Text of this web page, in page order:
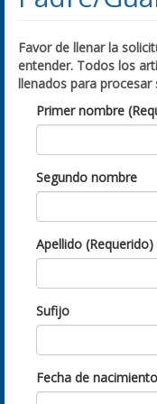
Favor de llenar la
entender. Todos los
llenados para
Primer nombre
Segundo nombre
Apellido (Requerido)
Sufijo
Fecha de